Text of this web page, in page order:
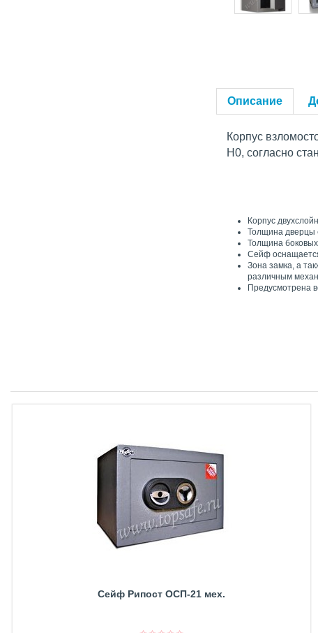
Описание
Корпус
H0, согласно
Корпус
Толщина дверцы
Толщина
Сейф
Зона замка, а
различным
Предусмотрена
Сейф Рипост ОСП-21 мех.